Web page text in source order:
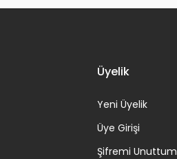
Üyelik
Yeni Üyelik
Üye Girişi
Şifremi Unuttum